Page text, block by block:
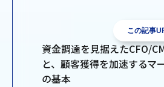
この記事
資金調達を見据えたCFO/
と、顧客獲得を加速するマ
の基本